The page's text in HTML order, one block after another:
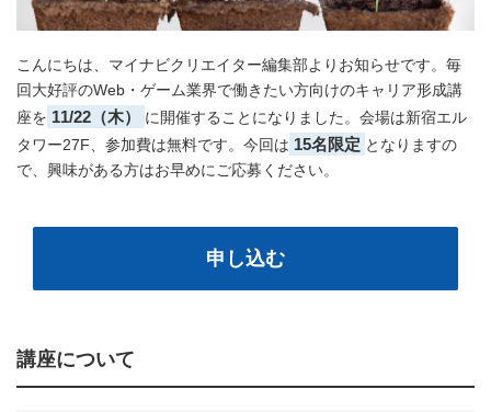
こんにちは、マイナビクリエイター編集部よりお知らせです。毎
回大好評のWeb・ゲーム業界で働きたい方向けのキャリア形成講
座を 11/22（木）
に開催することになりました。会場は新宿エル
タワー27F、参加費は無料です。今回は 15名限定 となりますの
で、興味がある方はお早めにご応募ください。
申し込む
講座について